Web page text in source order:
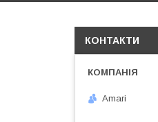
КОНТАКТИ
Amari